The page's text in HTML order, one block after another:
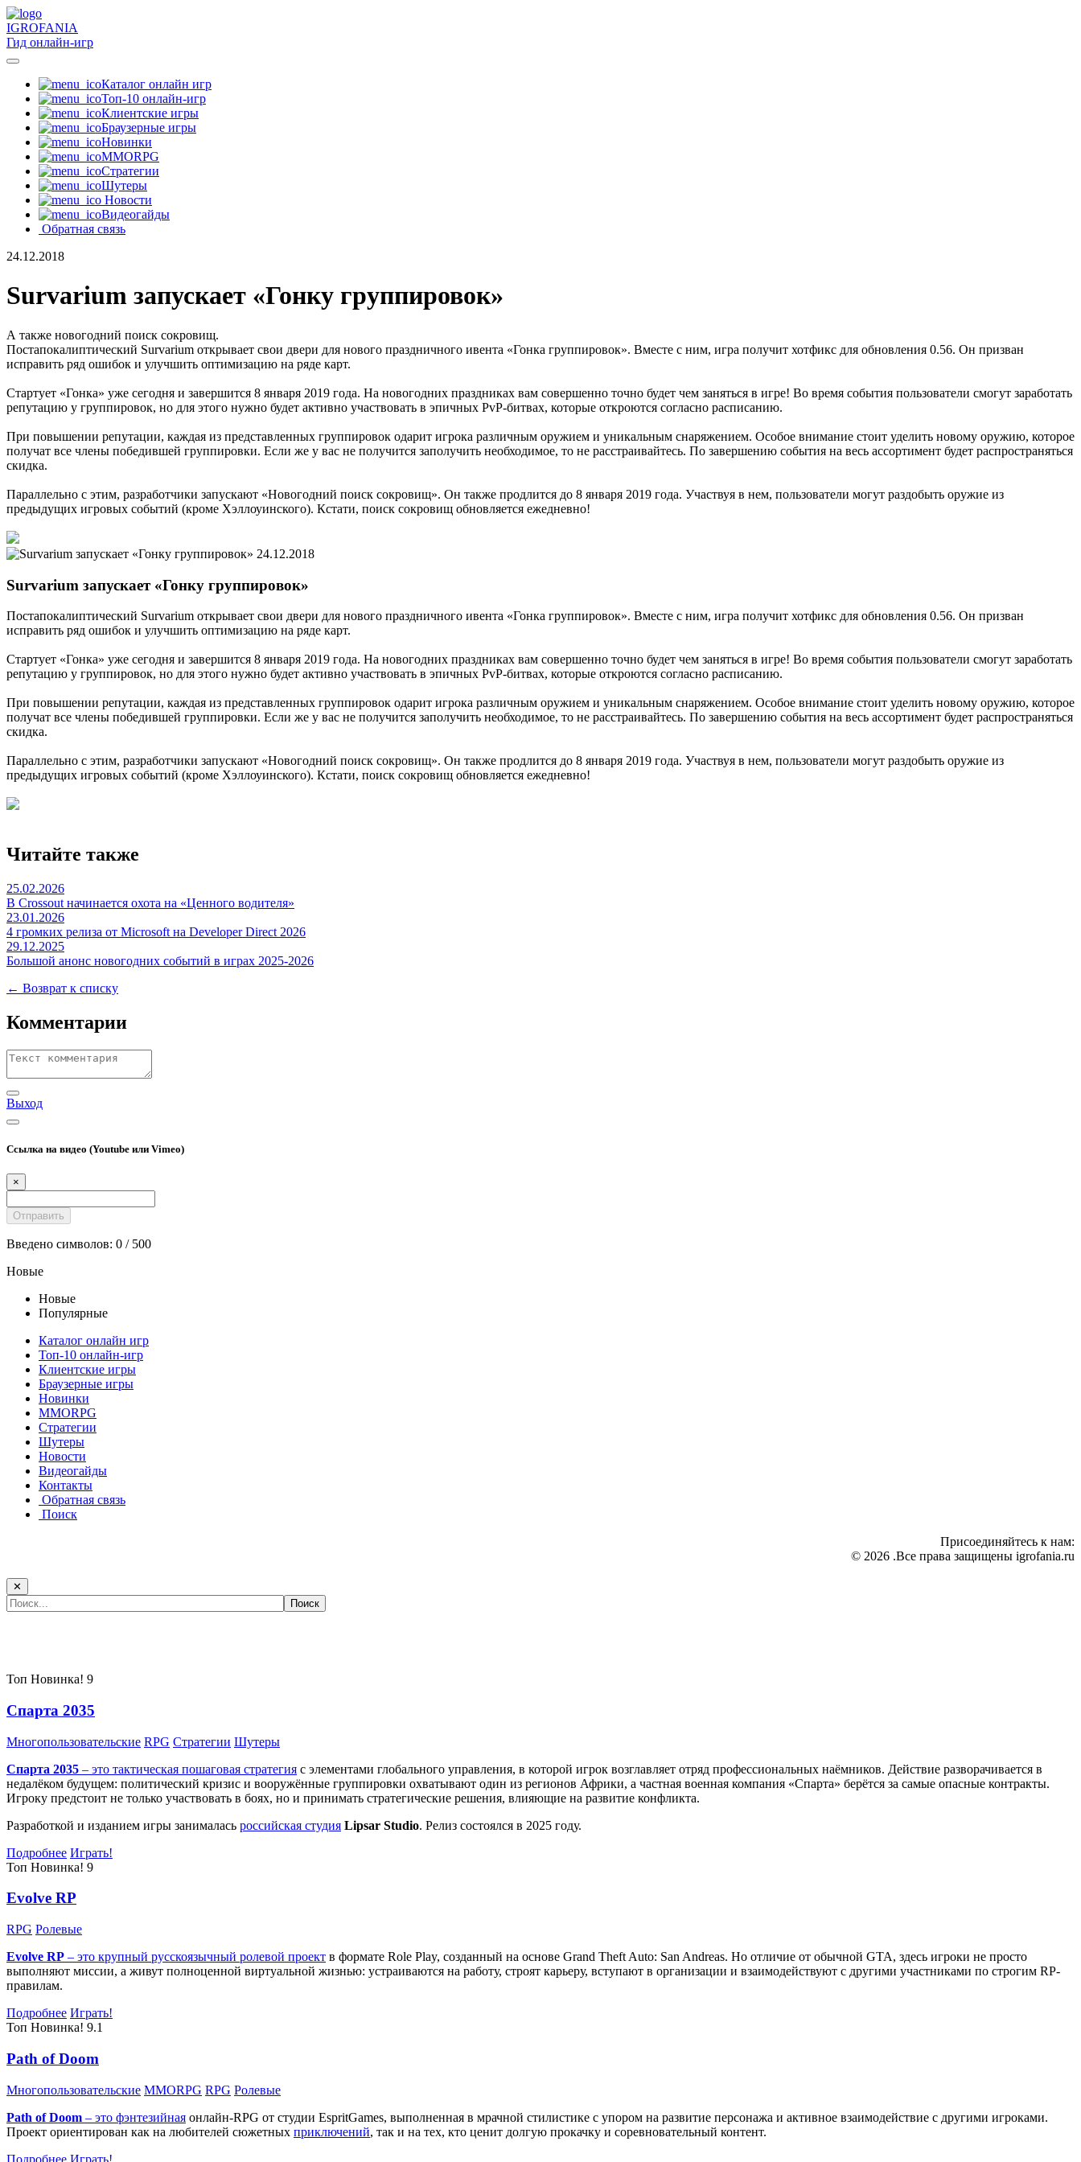
IGROFANIA
Гид онлайн-игр
Каталог онлайн игр
Топ-10 онлайн-игр
Клиентские игры
Браузерные игры
Новинки
MMORPG
Стратегии
Шутеры
Новости
Видеогайды
Обратная связь
24.12.2018
Survarium запускает «Гонку группировок»
А также новогодний поиск сокровищ.
Постапокалиптический Survarium открывает свои двери для нового праздничного ивента «Гонка группировок». Вместе с ним, игра получит хотфикс для обновления 0.56. Он призван
исправить ряд ошибок и улучшить оптимизацию на ряде карт.
Стартует «Гонка» уже сегодня и завершится 8 января 2019 года. На новогодних праздниках вам совершенно точно будет чем заняться в игре! Во время события пользователи смогут заработать
репутацию у группировок, но для этого нужно будет активно участвовать в эпичных PvP-битвах, которые откроются согласно расписанию.
При повышении репутации, каждая из представленных группировок одарит игрока различным оружием и уникальным снаряжением. Особое внимание стоит уделить новому оружию, которое
получат все члены победившей группировки. Если же у вас не получится заполучить необходимое, то не расстраивайтесь. По завершению события на весь ассортимент будет распространяться
скидка.
Параллельно с этим, разработчики запускают «Новогодний поиск сокровищ». Он также продлится до 8 января 2019 года. Участвуя в нем, пользователи могут раздобыть оружие из
предыдущих игровых событий (кроме Хэллоуинского). Кстати, поиск сокровищ обновляется ежедневно!
24.12.2018
Survarium запускает «Гонку группировок»
Постапокалиптический Survarium открывает свои двери для нового праздничного ивента «Гонка группировок». Вместе с ним, игра получит хотфикс для обновления 0.56. Он призван
исправить ряд ошибок и улучшить оптимизацию на ряде карт.
Стартует «Гонка» уже сегодня и завершится 8 января 2019 года. На новогодних праздниках вам совершенно точно будет чем заняться в игре! Во время события пользователи смогут заработать
репутацию у группировок, но для этого нужно будет активно участвовать в эпичных PvP-битвах, которые откроются согласно расписанию.
При повышении репутации, каждая из представленных группировок одарит игрока различным оружием и уникальным снаряжением. Особое внимание стоит уделить новому оружию, которое
получат все члены победившей группировки. Если же у вас не получится заполучить необходимое, то не расстраивайтесь. По завершению события на весь ассортимент будет распространяться
скидка.
Параллельно с этим, разработчики запускают «Новогодний поиск сокровищ». Он также продлится до 8 января 2019 года. Участвуя в нем, пользователи могут раздобыть оружие из
предыдущих игровых событий (кроме Хэллоуинского). Кстати, поиск сокровищ обновляется ежедневно!
Читайте также
25.02.2026
В Crossout начинается охота на «Ценного водителя»
23.01.2026
4 громких релиза от Microsoft на Developer Direct 2026
29.12.2025
Большой анонс новогодних событий в играх 2025-2026
← Возврат к списку
Комментарии
Выход
Ссылка на видео (Youtube или Vimeo)
×
Введено символов: 0 / 500
Новые
Новые
Популярные
Каталог онлайн игр
Топ-10 онлайн-игр
Клиентские игры
Браузерные игры
Новинки
MMORPG
Стратегии
Шутеры
Новости
Видеогайды
Контакты
Обратная связь
Поиск
Присоединяйтесь к нам:
© 2026 .Все права защищены igrofania.ru
✕
Топ Новинка! 9
Спарта 2035
Многопользовательские RPG Стратегии Шутеры
Спарта 2035 – это тактическая пошаговая стратегия с элементами глобального управления, в которой игрок возглавляет отряд профессиональных наёмников. Действие разворачивается в
недалёком будущем: политический кризис и вооружённые группировки охватывают один из регионов Африки, а частная военная компания «Спарта» берётся за самые опасные контракты.
Игроку предстоит не только участвовать в боях, но и принимать стратегические решения, влияющие на развитие конфликта.
Разработкой и изданием игры занималась российская студия Lipsar Studio. Релиз состоялся в 2025 году.
Подробнее Играть!
Топ Новинка! 9
Evolve RP
RPG Ролевые
Evolve RP – это крупный русскоязычный ролевой проект в формате Role Play, созданный на основе Grand Theft Auto: San Andreas. Но отличие от обычной GTA, здесь игроки не просто
выполняют миссии, а живут полноценной виртуальной жизнью: устраиваются на работу, строят карьеру, вступают в организации и взаимодействуют с другими участниками по строгим RP-
правилам.
Подробнее Играть!
Топ Новинка! 9.1
Path of Doom
Многопользовательские MMORPG RPG Ролевые
Path of Doom – это фэнтезийная онлайн-RPG от студии EspritGames, выполненная в мрачной стилистике с упором на развитие персонажа и активное взаимодействие с другими игроками.
Проект ориентирован как на любителей сюжетных приключений, так и на тех, кто ценит долгую прокачку и соревновательный контент.
Подробнее Играть!